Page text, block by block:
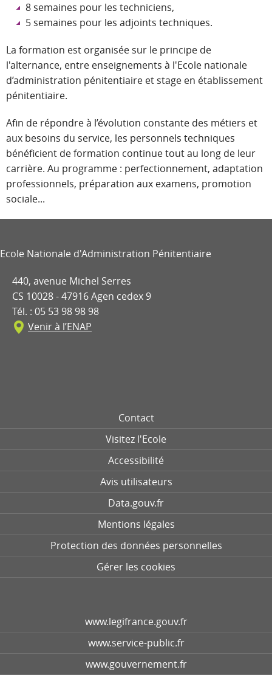
8 semaines pour les techniciens,
5 semaines pour les adjoints techniques.
La formation est organisée sur le principe de
l'alternance, entre enseignements à l'Ecole nationale
d’administration pénitentiaire et stage en établissement
pénitentiaire.
Afin de répondre à l’évolution constante des métiers et
aux besoins du service, les personnels techniques
bénéficient de formation continue tout au long de leur
carrière. Au programme : perfectionnement, adaptation
professionnels, préparation aux examens, promotion
sociale...
Ecole Nationale d'Administration Pénitentiaire
440, avenue Michel Serres
CS 10028 - 47916 Agen cedex 9
Tél. : 05 53 98 98 98
Venir à l’ENAP
Contact
Visitez l'Ecole
Accessibilité
Avis utilisateurs
Data.gouv.fr
Mentions légales
Protection des données personnelles
Gérer les cookies
www.legifrance.gouv.fr
www.service-public.fr
www.gouvernement.fr